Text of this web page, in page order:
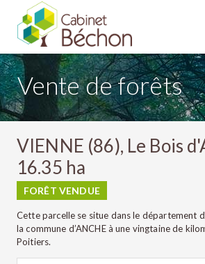
Vente de forêts
VIENNE (86), Le Bois
16.35 ha
FORÊT VENDUE
Cette parcelle se situe dans le département
la commune d’ANCHE à une vingtaine de
Poitiers.